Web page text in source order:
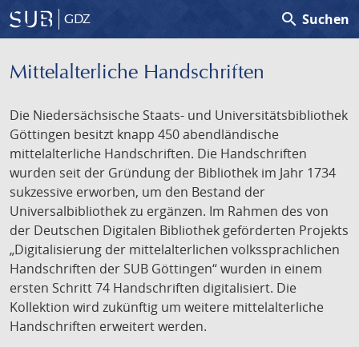
GDZ search Suchen
Mittelalterliche Handschriften
Die Niedersächsische Staats- und Universitätsbibliothek
Göttingen besitzt knapp 450 abendländische
mittelalterliche Handschriften. Die Handschriften
wurden seit der Gründung der Bibliothek im Jahr 1734
sukzessive erworben, um den Bestand der
Universalbibliothek zu ergänzen. Im Rahmen des von
der Deutschen Digitalen Bibliothek geförderten Projekts
„Digitalisierung der mittelalterlichen volkssprachlichen
Handschriften der SUB Göttingen“ wurden in einem
ersten Schritt 74 Handschriften digitalisiert. Die
Kollektion wird zukünftig um weitere mittelalterliche
Handschriften erweitert werden.